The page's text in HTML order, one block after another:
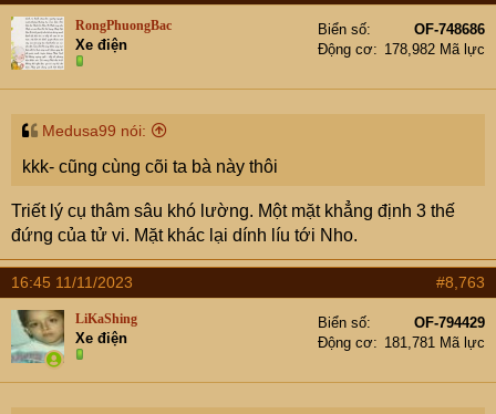
RongPhuongBac
Xe điện
Biển số
OF-748686
Động cơ
178,982 Mã lực
Medusa99 nói:
kkk- cũng cùng cõi ta bà này thôi
Triết lý cụ thâm sâu khó lường. Một mặt khẳng định 3 thế
đứng của tử vi. Mặt khác lại dính líu tới Nho.
16:45 11/11/2023 #8,763
LiKaShing
Xe điện
Biển số
OF-794429
Động cơ
181,781 Mã lực